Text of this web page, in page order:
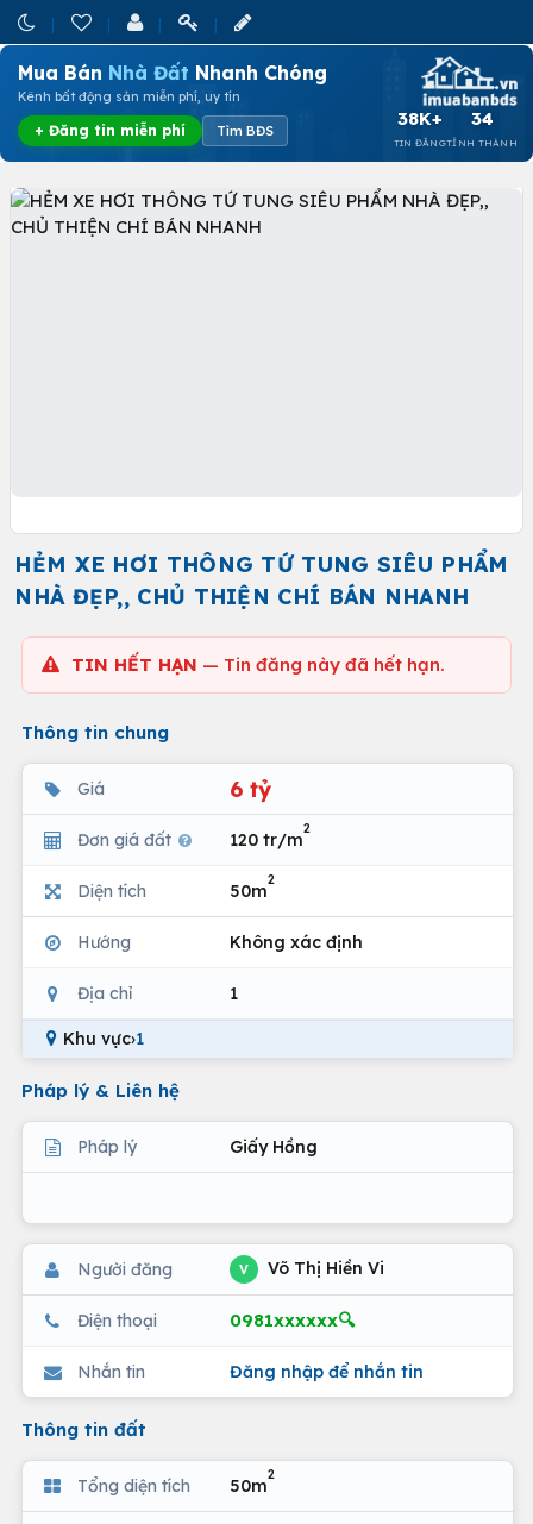
Mua Bán Nhà Đất Nhanh Chóng
Kênh bất động sản miễn phí, uy tín
+ Đăng tin miễn phí Tìm BĐS
38K+
TIN ĐĂNG
34
TỈNH THÀNH
HẺM XE HƠI THÔNG TỨ TUNG SIÊU PHẨM
NHÀ ĐẸP,, CHỦ THIỆN CHÍ BÁN NHANH
TIN HẾT HẠN — Tin đăng này đã hết hạn.
Thông tin chung
Giá 6 tỷ
Đơn giá đất 120 tr/m
2
Diện tích 50m
2
Hướng Không xác định
Địa chỉ 1
Khu vực›1
Pháp lý & Liên hệ
Pháp lý Giấy Hồng
Người đăng V Võ Thị Hiền Vi
Điện thoại 0981xxxxxx🔍
Nhắn tin Đăng nhập để nhắn tin
Thông tin đất
Tổng diện tích 50m
2